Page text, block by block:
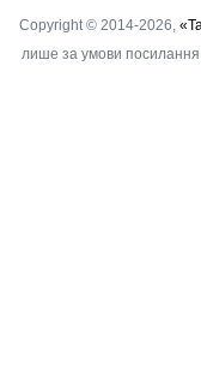
Copyright © 2014-2026,
лише за умови